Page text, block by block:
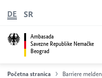
Ambasada
Savezne Republike Nemačke
Beograd
DE SR
Početna stranica Barriere melden